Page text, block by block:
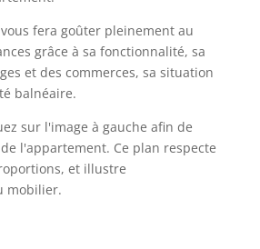
fera goûter pleinement au
grâce à sa fonctionnalité, sa
et des commerces, sa situation
balnéaire.
sur l'image à gauche afin de
l'appartement. Ce plan respecte
et illustre
mobilier.